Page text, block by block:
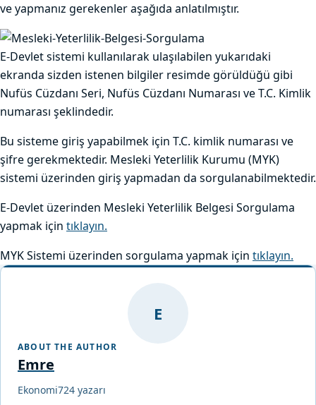
ve yapmanız gerekenler aşağıda anlatılmıştır.
E-Devlet sistemi kullanılarak ulaşılabilen yukarıdaki
ekranda sizden istenen bilgiler resimde görüldüğü gibi
Nufüs Cüzdanı Seri, Nufüs Cüzdanı Numarası ve T.C. Kimlik
numarası şeklindedir.
Bu sisteme giriş yapabilmek için T.C. kimlik numarası ve
şifre gerekmektedir. Mesleki Yeterlilik Kurumu (MYK)
sistemi üzerinden giriş yapmadan da sorgulanabilmektedir.
E-Devlet üzerinden Mesleki Yeterlilik Belgesi Sorgulama
yapmak için tıklayın.
MYK Sistemi üzerinden sorgulama yapmak için tıklayın.
E
ABOUT THE AUTHOR
Emre
Ekonomi724 yazarı